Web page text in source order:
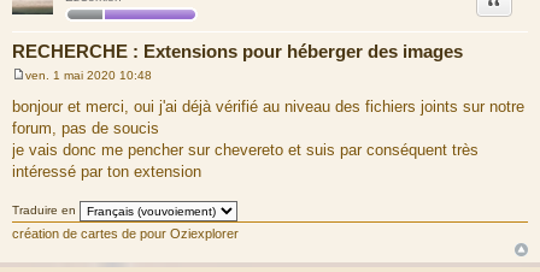
RECHERCHE : Extensions pour héberger des images
s
s
g
e
ven. 1 mai 2020 10:48
bonjour et merci, oui j'ai déjà vérifié au niveau des fichiers joints sur notre
forum, pas de soucis
je vais donc me pencher sur chevereto et suis par conséquent très
intéressé par ton extension
Traduire en
création de cartes de pour Oziexplorer